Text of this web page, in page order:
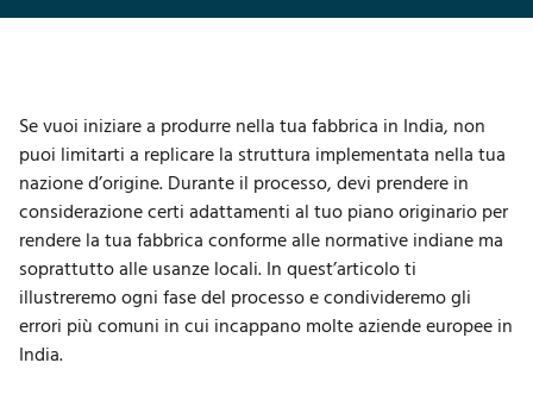
Se vuoi iniziare a produrre nella tua fabbrica in India, non
puoi limitarti a replicare la struttura implementata nella tua
nazione d’origine. Durante il processo, devi prendere in
considerazione certi adattamenti al tuo piano originario per
rendere la tua fabbrica conforme alle normative indiane ma
soprattutto alle usanze locali. In quest’articolo ti
illustreremo ogni fase del processo e condivideremo gli
errori più comuni in cui incappano molte aziende europee in
India.